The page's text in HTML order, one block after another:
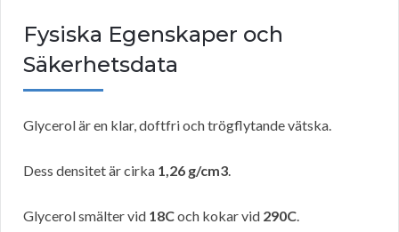
Fysiska Egenskaper och
Säkerhetsdata
Glycerol är en klar, doftfri och trögflytande vätska.
Dess densitet är cirka 1,26 g/cm3.
Glycerol smälter vid 18Coch kokar vid 290C.